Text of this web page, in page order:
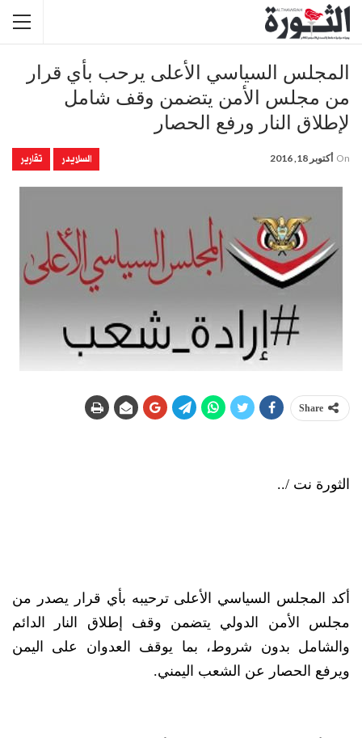
المجلس السياسي الأعلى يرحب بأي قرار
من مجلس الأمن يتضمن وقف شامل
لإطلاق النار ورفع الحصار
السلايدر تقارير On أكتوبر 18, 2016
Share
الثورة نت /..
أكد المجلس السياسي الأعلى ترحيبه بأي قرار يصدر من
مجلس الأمن الدولي يتضمن وقف إطلاق النار الدائم
والشامل بدون شروط، بما يوقف العدوان على اليمن
ويرفع الحصار عن الشعب اليمني.